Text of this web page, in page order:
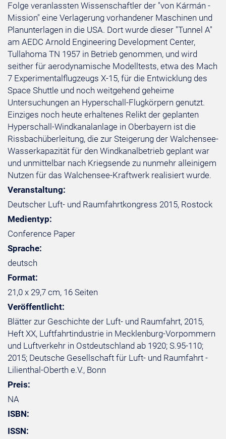
Folge veranlassten Wissenschaftler der "von Kármán -
Mission" eine Verlagerung vorhandener Maschinen und
Planunterlagen in die USA. Dort wurde dieser "Tunnel A"
am AEDC Arnold Engineering Development Center,
Tullahoma TN 1957 in Betrieb genommen, und wird
seither für aerodynamische Modelltests, etwa des Mach
7 Experimentalflugzeugs X-15, für die Entwicklung des
Space Shuttle und noch weitgehend geheime
Untersuchungen an Hyperschall-Flugkörpern genutzt.
Einziges noch heute erhaltenes Relikt der geplanten
Hyperschall-Windkanalanlage in Oberbayern ist die
Rissbachüberleitung, die zur Steigerung der Walchensee-
Wasserkapazität für den Windkanalbetrieb geplant war
und unmittelbar nach Kriegsende zu nunmehr alleinigem
Nutzen für das Walchensee-Kraftwerk realisiert wurde.
Veranstaltung:
Deutscher Luft- und Raumfahrtkongress 2015, Rostock
Medientyp:
Conference Paper
Sprache:
deutsch
Format:
21,0 x 29,7 cm, 16 Seiten
Veröffentlicht:
Blätter zur Geschichte der Luft- und Raumfahrt, 2015,
Heft XX, Luftfahrtindustrie in Mecklenburg-Vorpommern
und Luftverkehr in Ostdeutschland ab 1920; S.95-110;
2015; Deutsche Gesellschaft für Luft- und Raumfahrt -
Lilienthal-Oberth e.V., Bonn
Preis:
NA
ISBN:
ISSN: